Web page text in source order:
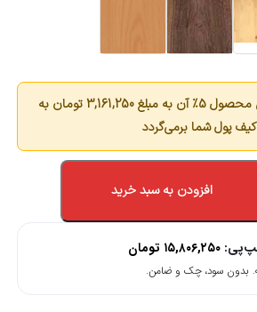
آن به مبلغ 3,161,250تومان به
کیف پول شما برمی‌گردد
افزودن به سبد خرید
۱۵,۸۰۶,۲۵۰ تومان